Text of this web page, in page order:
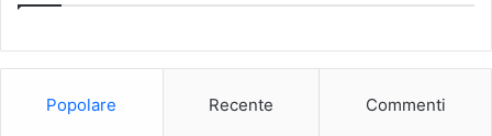
Popolare Recente Commenti